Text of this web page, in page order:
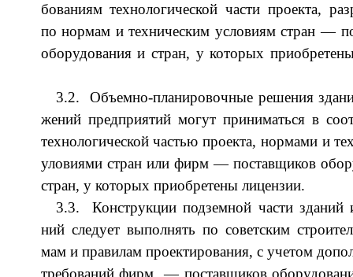
бо­ва­ни­ям тех­но­ло­ги­че­ской час­ти про­ек­та,
по нор­мам и тех­ни­че­ским усло­ви­ям стран —
обо­ру­до­ва­ния и стран, у ко­то­рых
3.2. Объ­ем­но-пла­ни­ро­воч­ные ре­ше­ния
же­ний пред­при­ятий мо­гут при­ни­ма­ть­ся в
тех­но­ло­ги­че­ской час­тью про­ек­та, нор­ма­ми и
уло­ви­ями стран или фирм — по­став­щи­ков
стран, у ко­то­рых при­об­ре­те­ны ли­цензии.
3.3. Кон­струк­ции под­зем­ной час­ти
ний сле­ду­ет вы­пол­нять по со­ветс­ким
мам и пра­ви­лам про­ек­ти­ро­ва­ния, с уче­том
тре­бо­ва­ний фирм — по­став­щи­ков